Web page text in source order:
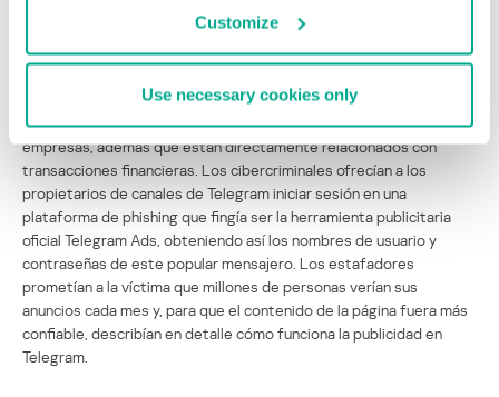
Customize
Use necessary cookies only
empresariales se están usando como pretexto para robar
credenciales, ya que se utilizan mucho para crear y promover
empresas, además que están directamente relacionados con
transacciones financieras. Los cibercriminales ofrecían a los
propietarios de canales de Telegram iniciar sesión en una
plataforma de phishing que fingía ser la herramienta publicitaria
oficial Telegram Ads, obteniendo así los nombres de usuario y
contraseñas de este popular mensajero. Los estafadores
prometían a la víctima que millones de personas verían sus
anuncios cada mes y, para que el contenido de la página fuera más
confiable, describían en detalle cómo funciona la publicidad en
Telegram.